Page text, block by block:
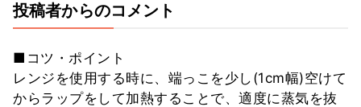
投稿者からのコメント
■コツ・ポイント
レンジを使用する時に、端っこを少し(1cm幅)空けて
からラップをして加熱することで、適度に蒸気を抜